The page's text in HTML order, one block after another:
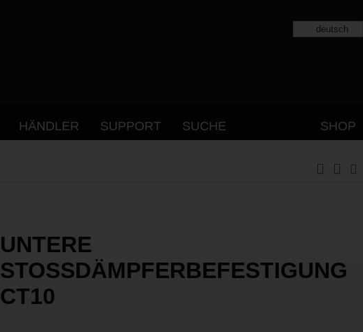
deutsch
HÄNDLER SUPPORT SUCHE SHOP
UNTERE
STOSSDÄMPFERBEFESTIGUNG C
T10